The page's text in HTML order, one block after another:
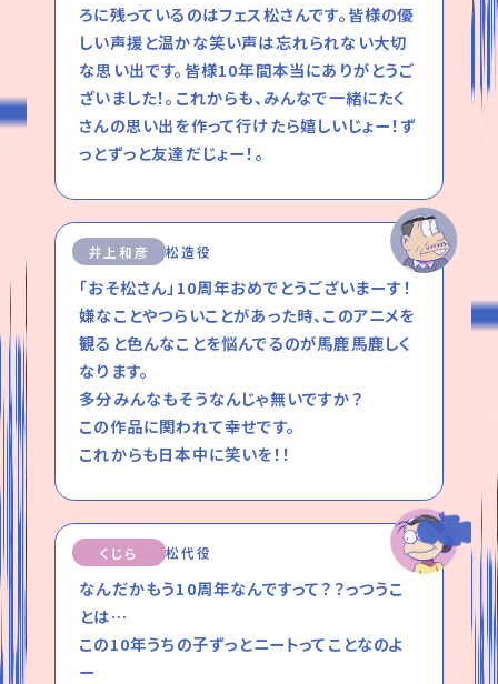
ろに残っているのはフェス松さんです。皆様の優
しい声援と温かな笑い声は忘れられない大切
な思い出です。皆様10年間本当にありがとうご
ざいました！。これからも、みんなで一緒にたく
さんの思い出を作って行けたら嬉しいじょー！ず
っとずっと友達だじょー！。
井上和彦 松造役
「おそ松さん」10周年おめでとうございまーす！
嫌なことやつらいことがあった時、このアニメを
観ると色んなことを悩んでるのが馬鹿馬鹿しく
なります。
多分みんなもそうなんじゃ無いですか？
この作品に関われて幸せです。
これからも日本中に笑いを！！
くじら 松代役
なんだかもう10周年なんですって？？っつうこ
とは…
この10年うちの子ずっとニートってことなのよ
ー